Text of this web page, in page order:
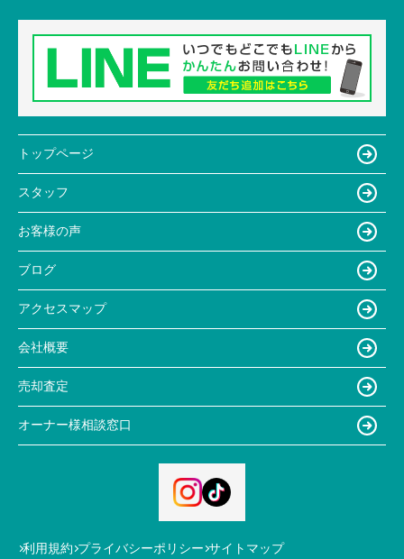
トップページ
スタッフ
お客様の声
ブログ
アクセスマップ
会社概要
売却査定
オーナー様相談窓口
利用規約 プライバシーポリシー サイトマップ